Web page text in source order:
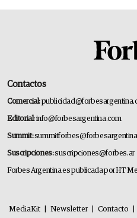
Contactos
Comercial:
Editorial:info@forbesargentina.com
Summit:
Suscripciones:suscripciones@forbes.ar
Forbes Argentina es publicada por HT
MediaKit Newsletter Contacto